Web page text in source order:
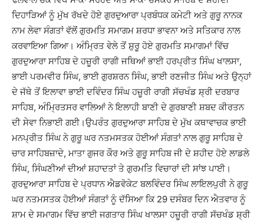
ਦਿਹਾੜਿਆਂ ਨੂੰ ਮੁੱਖ ਰੱਖਦੇ ਹੋਏ ਗੁਰਦੁਆਰਾ ਪ੍ਰਬੰਧਕ ਕਮੇਟੀ ਅਤੇ ਗੁਰੂ ਨਾਨਕ
ਨਾਮ ਲੇਵਾ ਸੰਗਤਾਂ ਵੱਲੋਂ ਗੁਰਮਤਿ ਸਮਾਗਮ ਸ਼ਰਧਾ ਭਾਵਨਾ ਅਤੇ ਸਤਿਕਾਰ ਨਾਲ
ਕਰਵਾਇਆ ਗਿਆ। ਅੰਮ੍ਰਿਤ ਵੇਲੇ ਤੋਂ ਸ਼ੁਰੂ ਹੋਏ ਗੁਰਮਤਿ ਸਮਾਗਮਾਂ ਵਿੱਚ
ਗੁਰਦੁਆਰਾ ਸਾਹਿਬ ਦੇ ਹਜ਼ੂਰੀ ਰਾਗੀ ਜਥਿਆਂ ਭਾਈ ਹਰਪ੍ਰੀਤ ਸਿੰਘ ਖਾਲਸਾ,
ਭਾਈ ਪਰਮਵੀਰ ਸਿੰਘ, ਭਾਈ ਗੁਰਸ਼ਰਨ ਸਿੰਘ, ਭਾਈ ਰਣਜੀਤ ਸਿੰਘ ਅਤੇ ਉਨ੍ਹਾਂ
ਦੇ ਜੱਥੇ ਤੋਂ ਇਲਾਵਾ ਭਾਈ ਦਵਿੰਦਰ ਸਿੰਘ ਹਜ਼ੂਰੀ ਰਾਗੀ ਸੱਚਖੰਡ ਸ਼੍ਰੀ ਦਰਬਾਰ
ਸਾਹਿਬ, ਅੰਮ੍ਰਿਤਸਰ ਵਾਲਿਆਂ ਨੇ ਇਲਾਹੀ ਬਾਣੀ ਦੇ ਗੁਰਬਾਣੀ ਸ਼ਬਦ ਕੀਰਤਨ
ਦੀ ਸੇਵਾ ਨਿਭਾਈ ਗਈ।ਉਪਰੰਤ ਗੁਰਦੁਆਰਾ ਸਾਹਿਬ ਦੇ ਮੁੱਖ ਕਥਾਵਾਚਕ ਭਾਈ
ਮਨਪ੍ਰੀਤ ਸਿੰਘ ਨੇ ਗੁਰੂ ਘਰ ਨਤਮਸਤਕ ਹੋਈਆਂ ਸੰਗਤਾਂ ਨਾਲ ਗੁਰੂ ਸਾਹਿਬ ਦੇ
ਚਾਰ ਸਾਹਿਬਜ਼ਾਦੇ, ਮਾਤਾ ਗੁਜਰ ਕੌਰ ਅਤੇ ਗੁਰੂ ਸਾਹਿਬ ਜੀ ਦੇ ਸ਼ਹੀਦ ਹੋਏ ਲਾਡਲੇ
ਸਿੰਘ, ਸਿੰਘਣੀਆਂ ਦੀਆਂ ਸ਼ਹਾਦਤਾਂ ਤੇ ਗੁਰਮਤਿ ਵਿਚਾਰਾਂ ਦੀ ਸਾਂਝ ਪਾਈ।
ਗੁਰਦੁਆਰਾ ਸਾਹਿਬ ਦੇ ਪ੍ਰਧਾਨ ਐਡਵੋਕੇਟ ਬਲਵਿੰਦਰ ਸਿੰਘ ਲਾਇਲਪੁਰੀ ਨੇ ਗੁਰੂ
ਘਰ ਨਤਮਸਤਕ ਹੋਈਆਂ ਸੰਗਤਾਂ ਨੂੰ ਦੱਸਿਆ ਕਿ 29 ਦਸੰਬਰ ਦਿਨ ਐਤਵਾਰ ਨੂੰ
ਸ਼ਾਮ ਦੇ ਸਮਾਗਮ ਵਿੱਚ ਭਾਈ ਜਗਤਾਰ ਸਿੰਘ ਖਾਲਸਾ ਹਜ਼ੂਰੀ ਰਾਗੀ ਸੱਚਖੰਡ ਸ਼੍ਰੀ